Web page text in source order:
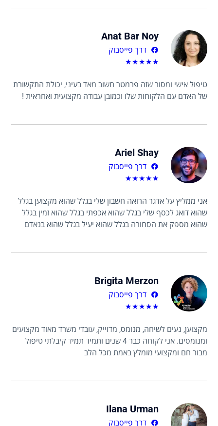
Anat Bar Noy
דרך פייסבוק
★
★
★
★
★
טיפול אישי ומסור שזה פרמטר חשוב מאד בעיני, יכולת התקשורת
של האדם עם הלקוחות שלו וכמובן עבודה מקצועית ואחראית !
Ariel Shay
דרך פייסבוק
★
★
★
★
★
אני ממליץ על אדגר הרואה חשבון שלי בגלל שהוא מקצוען בגלל
שהוא דואג לכסף שלי בגלל שהוא אכפתי בגלל שהוא זמין בגלל
שהוא מספק את הסחורה בגלל שהוא יעיל בגלל שהוא בנאדם
Brigita Merzon
דרך פייסבוק
★
★
★
★
★
מקצוען, נעים לשיחה, מנומס, מדוייק, עובדי משרד מאוד מקצועים
ומנומסים. אני לקוחה כבר 4 שנים ותמיד תמיד קיבלתי טיפול
מבור חם ומקצועי מומלץ באמת מכל הלב
Ilana Urman
דרך פייסבוק